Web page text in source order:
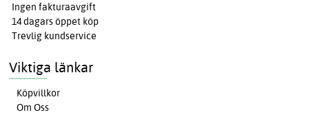
Ingen fakturaavgift
14 dagars öppet köp
Trevlig kundservice
Viktiga länkar
Köpvillkor
Om Oss